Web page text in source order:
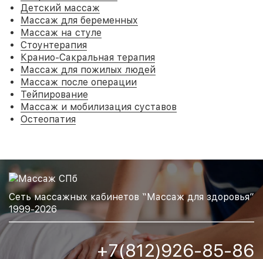
Детский массаж
Массаж для беременных
Массаж на стуле
Стоунтерапия
Кранио-Сакральная терапия
Массаж для пожилых людей
Массаж после операции
Тейпирование
Массаж и мобилизация суставов
Остеопатия
Сеть массажных кабинетов “Массаж для здоровья”
1999-2026
+7(812)926-85-86